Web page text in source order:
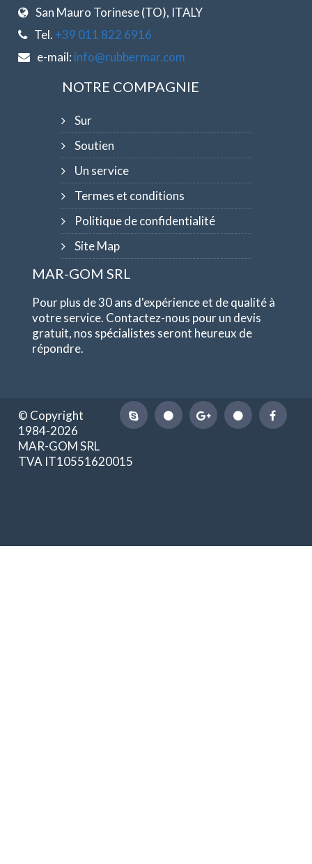
San Mauro Torinese (TO), ITALY
Tel. +39 011 822 6916
e-mail: info@rubbermar.com
NOTRE COMPAGNIE
Sur
Soutien
Un service
Termes et conditions
Politique de confidentialité
Site Map
MAR-GOM SRL
Pour plus de 30 ans d'expérience et de qualité à
votre service. Contactez-nous pour un devis
gratuit, nos spécialistes seront heureux de
répondre.
© Copyright
1984-2026
MAR-GOM SRL
TVA IT10551620015